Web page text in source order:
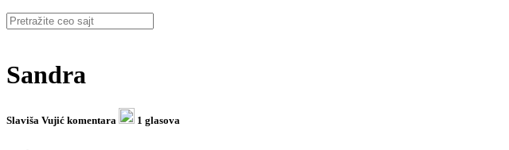
Sandra
Slaviša Vujić komentara 1 glasova